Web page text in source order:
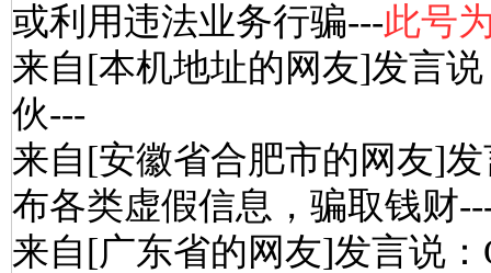
或利用违法业务行骗---此号
来自[本机地址的网友]发言
伙---
来自[安徽省合肥市的网友]
布各类虚假信息，骗取钱财
来自[广东省的网友]发言说